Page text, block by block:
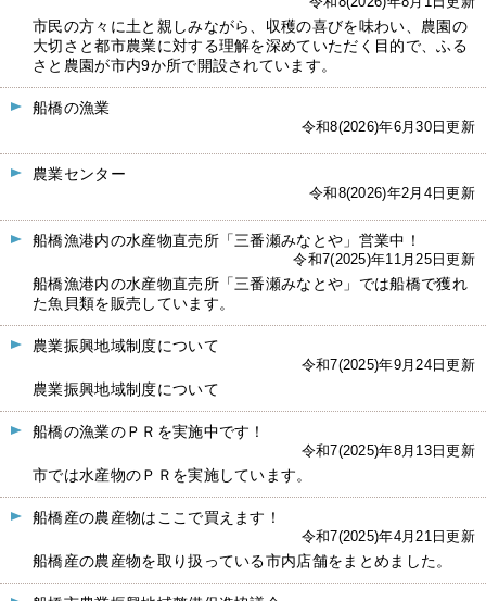
市民の方々に土と親しみながら、収穫の喜びを味わい、農園の
大切さと都市農業に対する理解を深めていただく目的で、ふる
さと農園が市内9か所で開設されています。
船橋の漁業
令和8(2026)年6月30日更新
農業センター
令和8(2026)年2月4日更新
船橋漁港内の水産物直売所「三番瀬みなとや」営業中！
令和7(2025)年11月25日更新
船橋漁港内の水産物直売所「三番瀬みなとや」では船橋で獲れ
た魚貝類を販売しています。
農業振興地域制度について
令和7(2025)年9月24日更新
農業振興地域制度について
船橋の漁業のＰＲを実施中です！
令和7(2025)年8月13日更新
市では水産物のＰＲを実施しています。
船橋産の農産物はここで買えます！
令和7(2025)年4月21日更新
船橋産の農産物を取り扱っている市内店舗をまとめました。